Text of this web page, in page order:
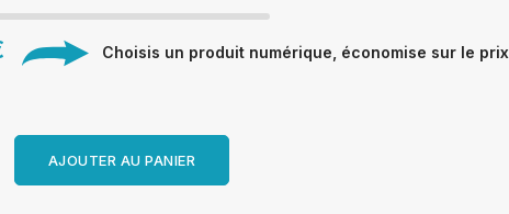
Choisis un produit numérique, économise sur le prix
AJOUTER AU PANIER